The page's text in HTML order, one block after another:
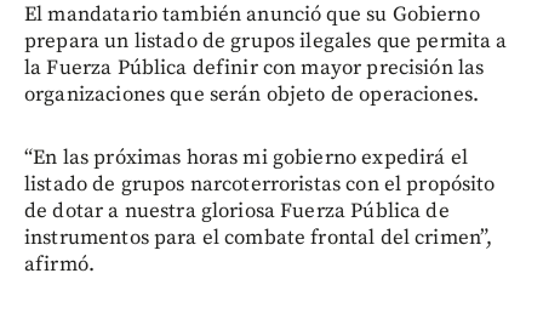
El mandatario también anunció que su Gobierno
prepara un listado de grupos ilegales que permita a
la Fuerza Pública definir con mayor precisión las
organizaciones que serán objeto de operaciones.
“En las próximas horas mi gobierno expedirá el
listado de grupos narcoterroristas con el propósito
de dotar a nuestra gloriosa Fuerza Pública de
instrumentos para el combate frontal del crimen”,
afirmó.